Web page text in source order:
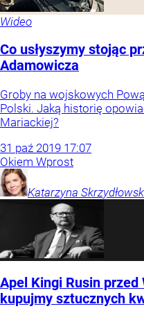
Wideo
Co usłyszymy stojąc
Adamowicza
Groby na wojskowych
Polski. Jaką historię
Mariackiej?
31 paź 2019 17:07
Okiem Wprost
Katarzyna
Apel Kingi Rusin
kupujmy sztucznych